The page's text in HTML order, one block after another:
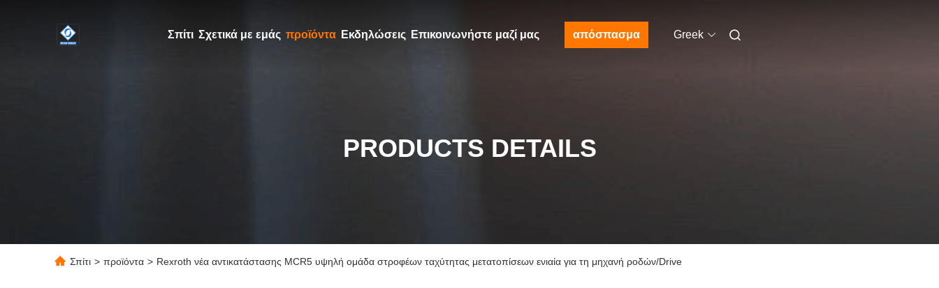
Σπίτι Σχετικά με εμάς προϊόντα Εκδηλώσεις Επικοινωνήστε μαζί μας απόσπασμα Greek
PRODUCTS DETAILS
Σπίτι > προϊόντα > Rexroth νέα αντικατάστασης MCR5 υψηλή ομάδα στροφέων ταχύτητας μετατοπίσεων ενιαία για τη μηχανή ροδών/Drive